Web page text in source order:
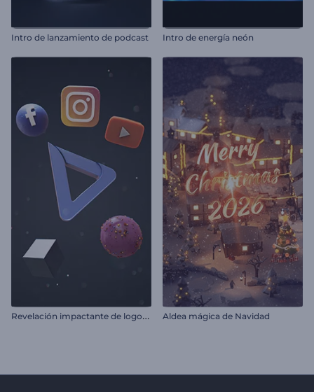
Intro de lanzamiento de podcast Intro de energía neón
R
evelación impactante de logotipo Aldea mágica de Navidad